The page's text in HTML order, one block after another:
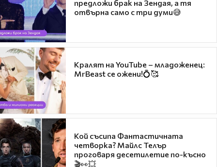
предложи брак на Зендая, а тя
отвърна само с три думи😅
Кралят на YouTube – младоженец:
MrBeast се ожени!💍🥰
Кой съсипа Фантастичната
четворка? Майлс Телър
проговаря десетилетие по-късно
🎬👀💥